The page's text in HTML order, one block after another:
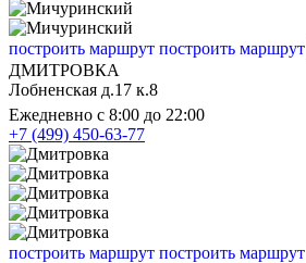
построить маршрут построить маршрут
ДМИТРОВКА
Лобненская д.17 к.8
Ежедневно с 8:00 до 22:00
+7 (499) 450-63-77
построить маршрут построить маршрут